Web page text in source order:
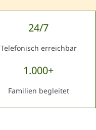
24/7
Telefonisch erreichbar
1.000+
Familien begleitet